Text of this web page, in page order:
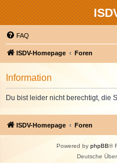
FAQ
ISDV-Homepage Foren
Information
Du bist leider nicht berechtigt, die
ISDV-Homepage Foren
Powered by phpBB®
Deutsche